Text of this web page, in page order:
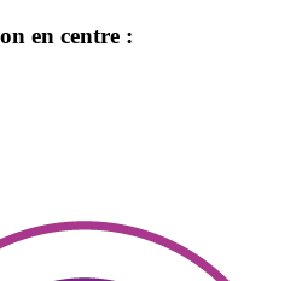
en centre :